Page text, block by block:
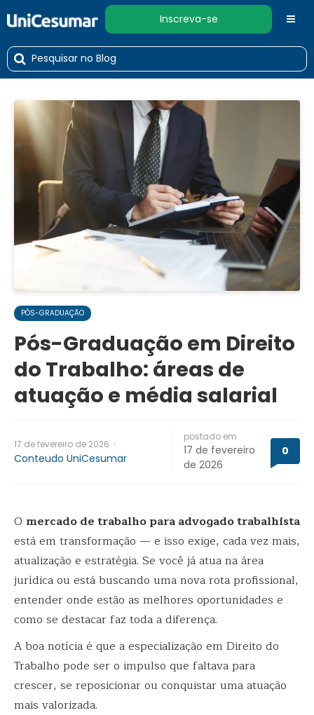
Inscreva-se
PÓS-GRADUAÇÃO
Pós-Graduação em Direito
do Trabalho: áreas de
atuação e média salarial
17 de fevereiro de 2026 ·
Conteudo UniCesumar
postado em
17 de fevereiro
de 2026
0
O mercado de trabalho para advogado trabalhista
está em transformação — e isso exige, cada vez mais,
atualização e estratégia. Se você já atua na área
jurídica ou está buscando uma nova rota profissional,
entender onde estão as melhores oportunidades e
como se destacar faz toda a diferença.
A boa notícia é que a especialização em Direito do
Trabalho pode ser o impulso que faltava para
crescer, se reposicionar ou conquistar uma atuação
mais valorizada.